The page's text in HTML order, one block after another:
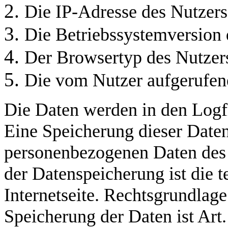
Die IP-Adresse des Nutzers
Die Betriebssystemversion
Der Browsertyp des
Die vom Nutzer
Die Daten werden in den
Eine Speicherung dieser
personenbezogenen Daten
der Datenspeicherung ist die
Internetseite.
Speicherung der Daten ist